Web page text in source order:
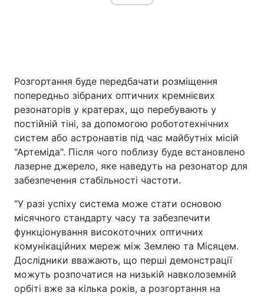
Розгортання буде передбачати розміщення
попередньо зібраних оптичних кремнієвих
резонаторів у кратерах, що перебувають у
постійній тіні, за допомогою робототехнічних
систем або астронавтів під час майбутніх місій
"Артеміда". Після чого поблизу буде встановлено
лазерне джерело, яке наведуть на резонатор для
забезпечення стабільності частоти.
"У разі успіху система може стати основою
місячного стандарту часу та забезпечити
функціонування високоточних оптичних
комунікаційних мереж між Землею та Місяцем.
Дослідники вважають, що перші демонстрації
можуть розпочатися на низькій навколоземній
орбіті вже за кілька років, а розгортання на